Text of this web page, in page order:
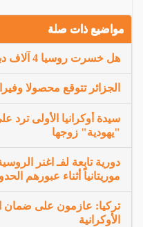
مواضيع ذات صلة
هل خسرت روسيا 4 آلاف دبابة في أوكرانيا؟
الجزائر تتوقع محصولا
سيدة أوكرانيا الأولى ترد
"يهودية" زوجها
موريتانياً أثناء عبورهم
تركيا: عازمون على ضمان
الأوكرانية